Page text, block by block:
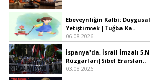
Ebeveynliğin Kalbi:
Yetiştirmek |Tuğba Ka..
06.08.2026
İspanya'da, İsrail İmzalı
Rüzgarları|Sibel Erarslan..
03.08.2026